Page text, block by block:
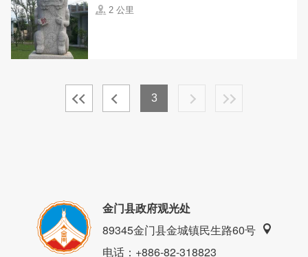
2 公里
3
金门县政府观光处
89345金门县金城镇民生路60号
电话：+886-82-318823